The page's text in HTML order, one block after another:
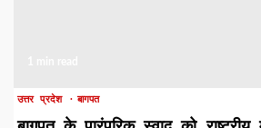
उत्तर प्रदेश बागपत